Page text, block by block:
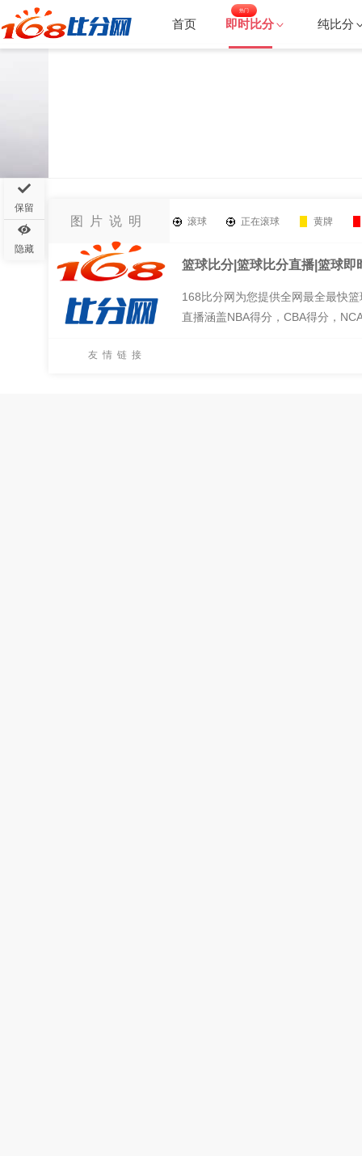
首页 即时比分
热门
纯比分
保留
隐藏
图片说明 滚球 正在滚球 黄牌
篮球比分|篮球比分直播|篮球即
168比分网为您提供全网最全最快
直播涵盖NBA得分，CBA得分，
友情链接